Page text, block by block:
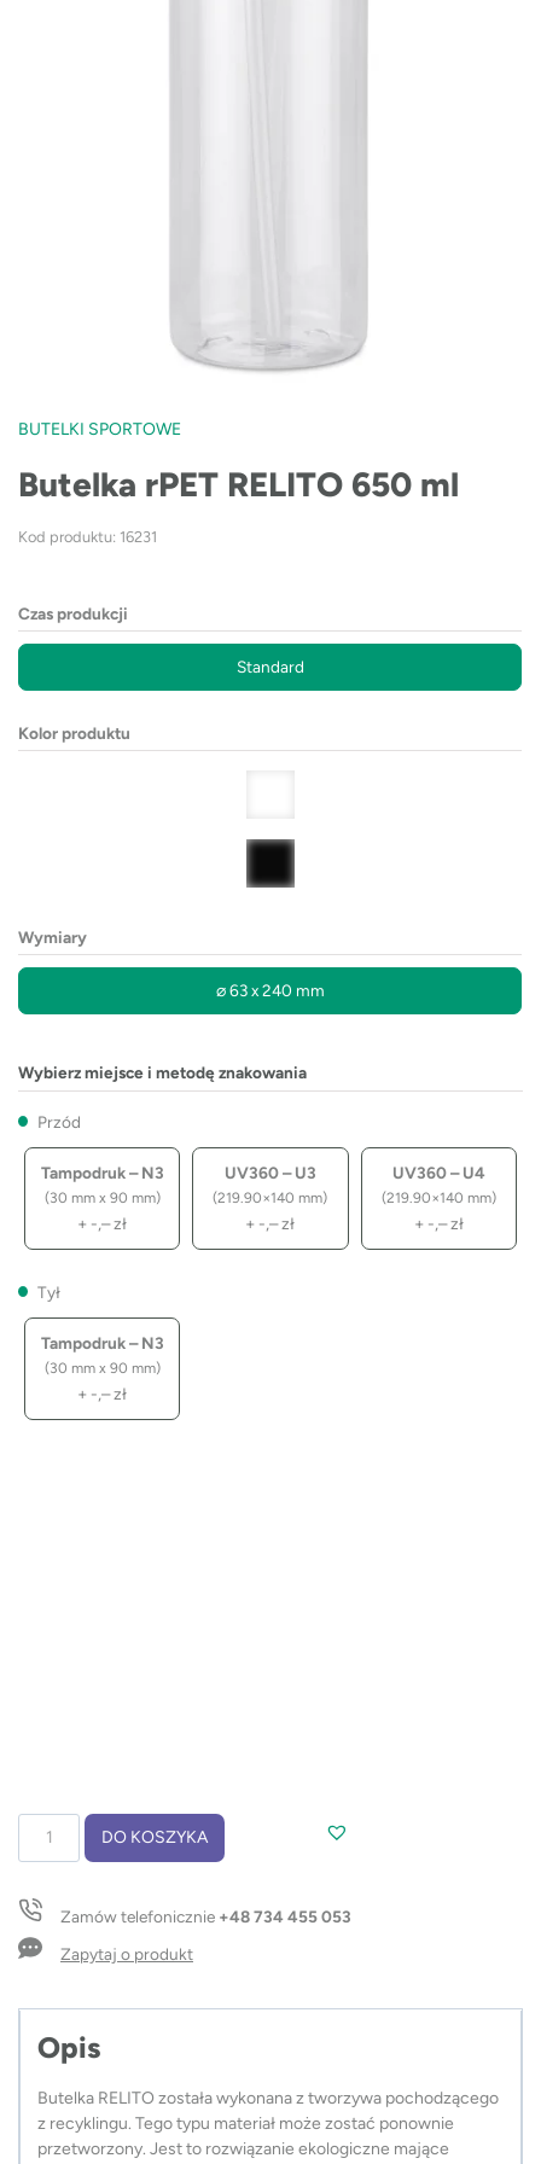
BUTELKI SPORTOWE
Butelka rPET RELITO 650 ml
Kod produktu: 16231
Czas produkcji
Standard
Kolor produktu
Wymiary
⌀ 63 x 240 mm
Wybierz miejsce i metodę znakowania
Przód
Tampodruk – N3
(30 mm x 90 mm)
+ -,–zł
UV360 – U3
(219.90×140 mm)
+ -,–zł
UV360 – U4
(219.90×140 mm)
+ -,–zł
Tył
Tampodruk – N3
(30 mm x 90 mm)
+ -,–zł
RELITO
650
ml
DO KOSZYKA
Zamów telefonicznie +48 734 455 053
Zapytaj o produkt
Opis
Butelka RELITO została wykonana z tworzywa pochodzącego
z recyklingu. Tego typu materiał może zostać ponownie
przetworzony. Jest to rozwiązanie ekologiczne mające